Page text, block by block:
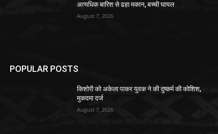
अत्यधिक बारिश से ढहा मकान, बच्ची घायल
August 7, 2026
POPULAR POSTS
किशोरी को अकेला पाकर युवक ने की दुष्कर्म की कोशिश,
मुकदमा दर्ज
August 7, 2026